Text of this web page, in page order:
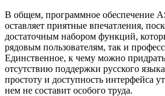
В общем, программное обеспечение
оставляет приятные впечатления,
достаточным набором функций,
рядовым пользователям, так и
Единственное, к чему можно
отсутствию поддержки русского
простоту и доступность интерфейса
нем не составит особого труда.